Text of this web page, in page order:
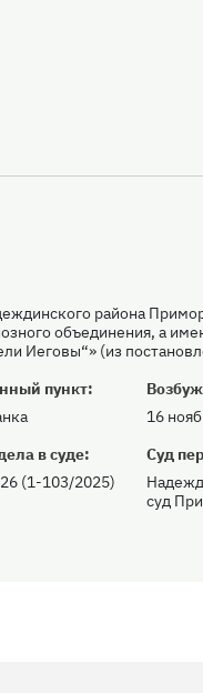
пункт:
района
объединения, а
Иеговы“» (из
16
в суде:
(1-103/2025)
Суд
суд